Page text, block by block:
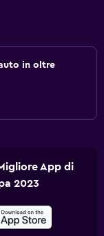
in oltre
App di
2023